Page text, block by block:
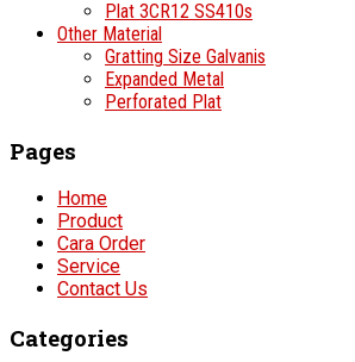
Plat 3CR12 SS410s
Other Material
Gratting Size Galvanis
Expanded Metal
Perforated Plat
Pages
Home
Product
Cara Order
Service
Contact Us
Categories